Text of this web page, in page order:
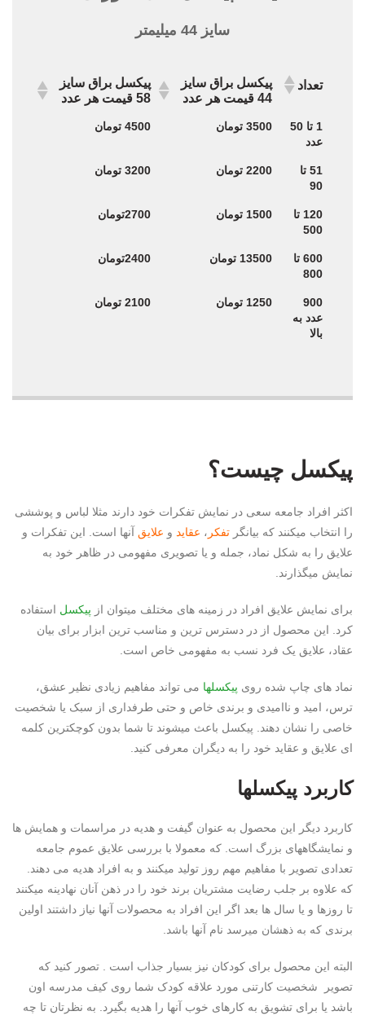
سایز 44 میلیمتر
تعداد
پیکسل براق سایز
44 قیمت هر عدد
پیکسل براق سایز
58 قیمت هر عدد
تعداد
پیکسل براق سایز
پیکسل براق سایز
1 تا 50
عدد
3500 تومان 4500 تومان
51 تا
90
2200 تومان 3200 تومان
120 تا
500
1500 تومان 2700تومان
600 تا
800
13500 تومان 2400تومان
900
عدد به
بالا
1250 تومان 2100 تومان
پیکسل چیست؟
اکثر افراد جامعه سعی در نمایش تفکرات خود دارند مثلا لباس و پوششی
را انتخاب میکنند که بیانگر تفکر ، عقاید و علایق آنها است. این تفکرات و
علایق را به شکل نماد، جمله و یا تصویری مفهومی در ظاهر خود به
نمایش میگذارند.
برای نمایش علایق افراد در زمینه های مختلف میتوان از پیکسل استفاده
کرد. این محصول از در دسترس ترین و مناسب ترین ابزار برای بیان
عقاد، علایق یک فرد نسب به مفهومی خاص است.
نماد های چاپ شده روی پیکسلها می تواند مفاهیم زیادی نظیر عشق،
ترس، امید و ناامیدی و برندی خاص و حتی طرفداری از سبک یا شخصیت
خاصی را نشان دهند. پیکسل باعث میشوند تا شما بدون کوچکترین کلمه
ای علایق و عقاید خود را به دیگران معرفی کنید.
کاربرد پیکسلها
کاربرد دیگر این محصول به عنوان گیفت و هدیه در مراسمات و همایش ها
و نمایشگاههای بزرگ است. که معمولا با بررسی علایق عموم جامعه
تعدادی تصویر با مفاهیم مهم روز تولید میکنند و به افراد هدیه می دهند.
که علاوه بر جلب رضایت مشتریان برند خود را در ذهن آنان نهادینه میکنند
تا روزها و یا سال ها بعد اگر این افراد به محصولات آنها نیاز داشتند اولین
برندی که به ذهشان میرسد نام آنها باشد.
البته این محصول برای کودکان نیز بسیار جذاب است . تصور کنید که
تصویر شخصیت کارتنی مورد علاقه کودک شما روی کیف مدرسه اون
باشد یا برای تشویق به کارهای خوب آنها را هدیه بگیرد. به نظرتان تا چه